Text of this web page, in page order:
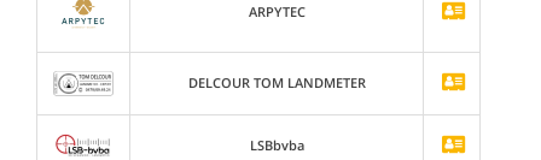
ARPYTEC
DELCOUR TOM LANDMETER
LSBbvba